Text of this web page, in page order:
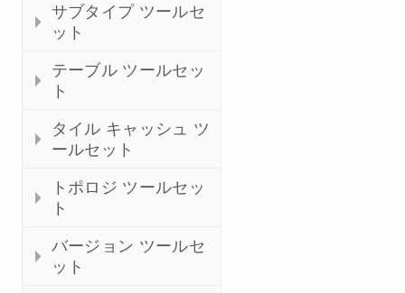
サブタイプ ツールセ
ット
テーブル ツールセッ
ト
タイル キャッシュ ツ
ールセット
トポロジ ツールセッ
ト
バージョン ツールセ
ット